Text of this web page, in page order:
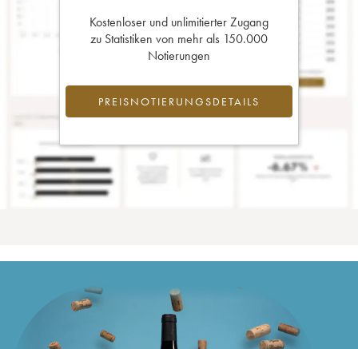
Kostenloser und unlimitierter Zugang
zu Statistiken von mehr als 150.000
Notierungen
PREISNOTIERUNGSDETAILS